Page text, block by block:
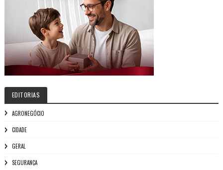
EDITORIAS
AGRONEGÓCIO
CIDADE
GERAL
SEGURANÇA